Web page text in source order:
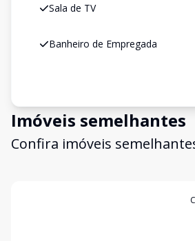
Sala de TV
Banheiro de Empregada
Imóveis semelhantes
Confira imóveis